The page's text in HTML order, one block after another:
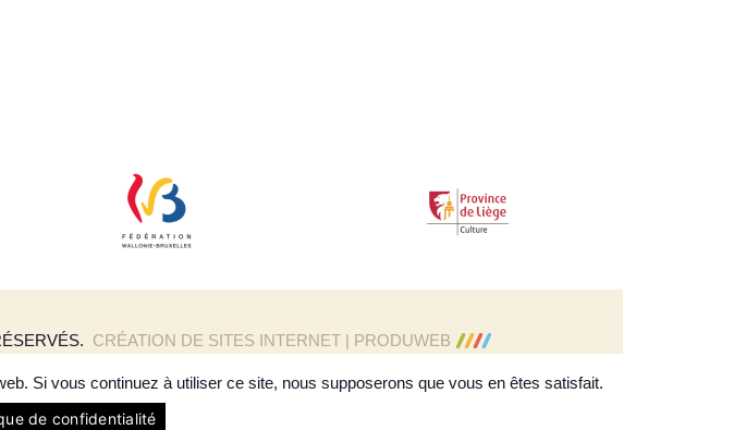
CRÉATION DE SITES INTERNET | PRODUWEB
Si vous continuez à utiliser ce site, nous supposerons que vous en êtes satisfait.
de confidentialité